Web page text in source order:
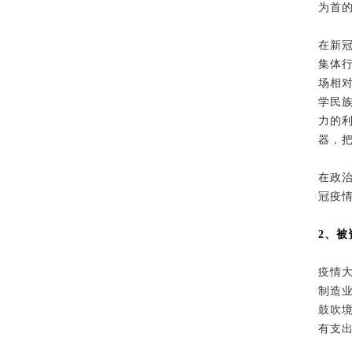
为首
在新
集体
场相
学民
力的
器，
在政
冠疫
2、被
疫情
制造
鼓吹
有支